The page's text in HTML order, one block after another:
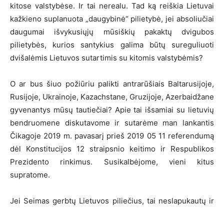
kitose valstybėse. Ir tai nerealu. Tad ką reiškia Lietuvai
kažkieno suplanuota „daugybinė“ pilietybė, jei absoliučiai
daugumai išvykusiųjų mūsiškių pakaktų dvigubos
pilietybės, kurios santykius galima būtų sureguliuoti
dvišalėmis Lietuvos sutartimis su kitomis valstybėmis?
O ar bus šiuo požiūriu palikti antrarūšiais Baltarusijoje,
Rusijoje, Ukrainoje, Kazachstane, Gruzijoje, Azerbaidžane
gyvenantys mūsų tautiečiai? Apie tai išsamiai su lietuvių
bendruomene diskutavome ir sutarėme man lankantis
Čikagoje 2019 m. pavasarį prieš 2019 05 11 referendumą
dėl Konstitucijos 12 straipsnio keitimo ir Respublikos
Prezidento rinkimus. Susikalbėjome, vieni kitus
supratome.
Jei Seimas gerbtų Lietuvos piliečius, tai neslapukautų ir